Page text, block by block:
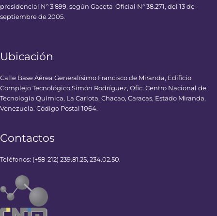
presidencial N° 3.899, según Gaceta-Oficial N° 38.271, del 13 de
septiembre de 2005.
Ubicación
Calle Base Aérea Generalísimo Francisco de Miranda, Edificio
Complejo Tecnológico Simón Rodríguez, Ofic. Centro Nacional de
Tecnología Química, La Carlota, Chacao, Caracas, Estado Miranda,
Venezuela. Código Postal 1064.
Contactos
Teléfonos: (+58-212) 239.81.25, 234.02.50.